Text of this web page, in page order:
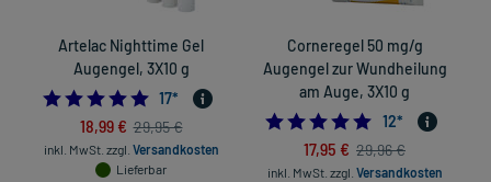
Artelac Nighttime Gel
Augengel, 3X10 g
5.0
17*
18,99 € 29,95 €
inkl. MwSt. zzgl. Versandkosten
Lieferbar
Corneregel 50 mg/g
Augengel zur Wundheilung
am Auge, 3X10 g
12*
17,95 € 29,96 €
inkl. MwSt. zzgl. Versandkosten